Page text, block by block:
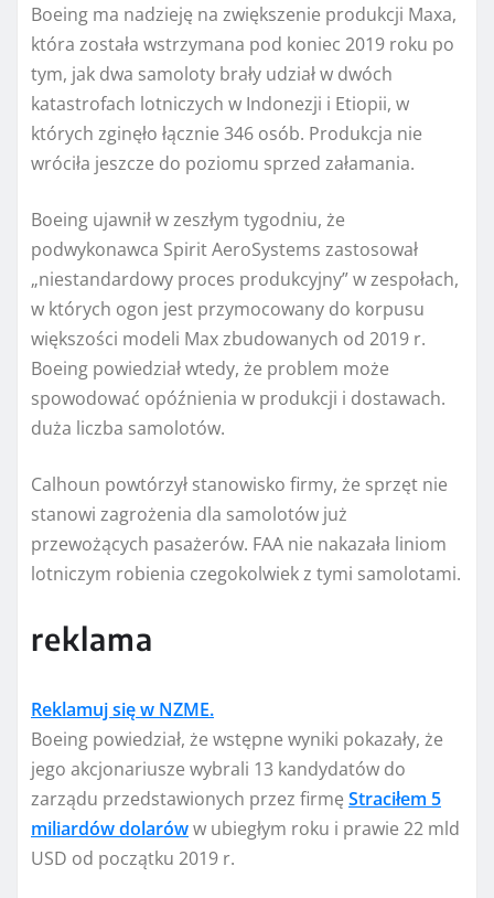
Boeing ma nadzieję na zwiększenie produkcji Maxa,
która została wstrzymana pod koniec 2019 roku po
tym, jak dwa samoloty brały udział w dwóch
katastrofach lotniczych w Indonezji i Etiopii, w
których zginęło łącznie 346 osób. Produkcja nie
wróciła jeszcze do poziomu sprzed załamania.
Boeing ujawnił w zeszłym tygodniu, że
podwykonawca Spirit AeroSystems zastosował
„niestandardowy proces produkcyjny” w zespołach,
w których ogon jest przymocowany do korpusu
większości modeli Max zbudowanych od 2019 r.
Boeing powiedział wtedy, że problem może
spowodować opóźnienia w produkcji i dostawach.
duża liczba samolotów.
Calhoun powtórzył stanowisko firmy, że sprzęt nie
stanowi zagrożenia dla samolotów już
przewożących pasażerów. FAA nie nakazała liniom
lotniczym robienia czegokolwiek z tymi samolotami.
reklama
Reklamuj się w NZME.
Boeing powiedział, że wstępne wyniki pokazały, że
jego akcjonariusze wybrali 13 kandydatów do
zarządu przedstawionych przez firmę Straciłem 5
miliardów dolaróww ubiegłym roku i prawie 22 mld
USD od początku 2019 r.